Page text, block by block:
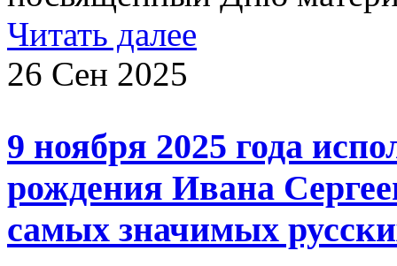
Читать далее
26 Сен 2025
9 ноября 2025 года
рождения Ивана
самых значимых